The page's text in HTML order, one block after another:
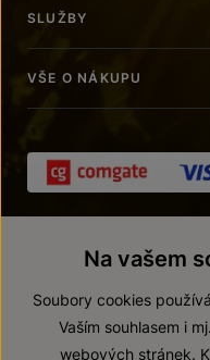
SLUŽBY
VŠE O NÁKUPU
Na vašem
Soubory cookies
Vaším souhlasem i
webových stránek.